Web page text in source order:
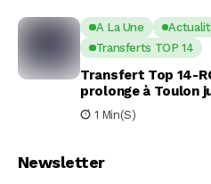
A La Une
Transferts TOP 14
Transfert Top 14-
prolonge à Toulon
1 Min(s)
Newsletter